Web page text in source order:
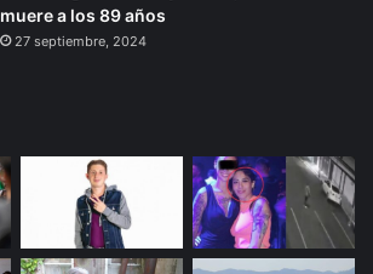
muere a los 89 años
27 septiembre, 2024